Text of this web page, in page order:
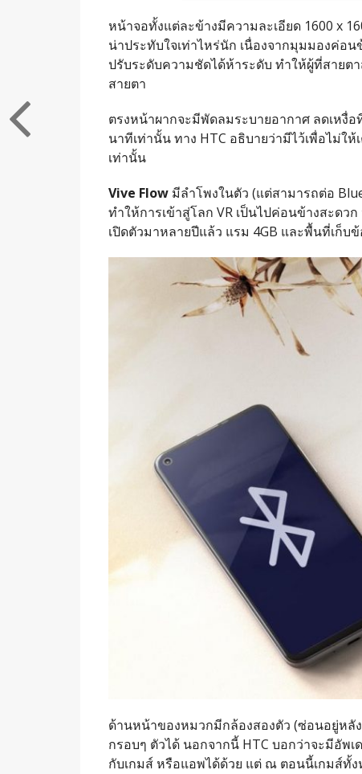
หน้าจอทั้งแต่ละข้างมีความละเอียด 1600 x
น่าประทับใจเท่าไหร่นัก เนื่องจากมุมมองค่อ
ปรับระดับความชัดได้ห้าระดับ ทำให้ผู้ที่สายต
สายตา
ตรงหน้าผากจะมีพัดลมระบายอากาศ ลดเหงื่
นาทีเท่านั้น ทาง HTC อธิบายว่ามีไว้เพื่อไม่ใ
เท่านั้น
Vive Flowมีลำโพงในตัว (แต่สามารถต่อ
ทำให้การเข้าสู่โลก VR เป็นไปค่อนข้างสะด
เปิดตัวมาหลายปีแล้ว แรม 4GB และพื้นที่เก็บ
ด้านหน้าของหมวกมีกล้องสองตัว (ซ่อนอยู่หลั
กรอบๆ ตัวได้ นอกจากนี้ HTC บอกว่าจะมีอัพ
กับเกมส์ หรือแอพได้ด้วย แต่ ณ ตอนนี้เกมส์ทั้